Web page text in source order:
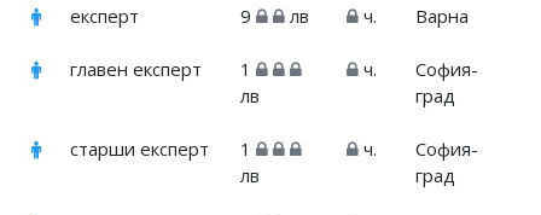
експерт 9 лв ч. Варна
главен експерт
1
лв
ч.
София-
град
старши експерт
1
лв
ч.
София-
град